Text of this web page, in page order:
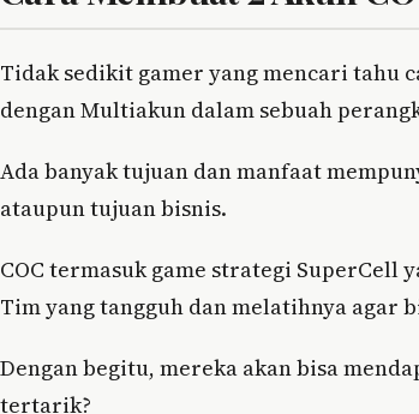
Tidak sedikit gamer yang mencari tahu
dengan Multiakun dalam sebuah
Ada banyak tujuan dan manfaat
ataupun tujuan bisnis.
COC termasuk game strategi SuperCell
Tim yang tangguh dan melatihnya agar
Dengan begitu, mereka akan bisa
tertarik?